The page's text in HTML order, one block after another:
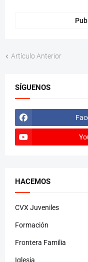
Artículo Anterior
SÍGUENOS
HACEMOS
CVX Juveniles
Formación
Frontera Familia
Iglesia